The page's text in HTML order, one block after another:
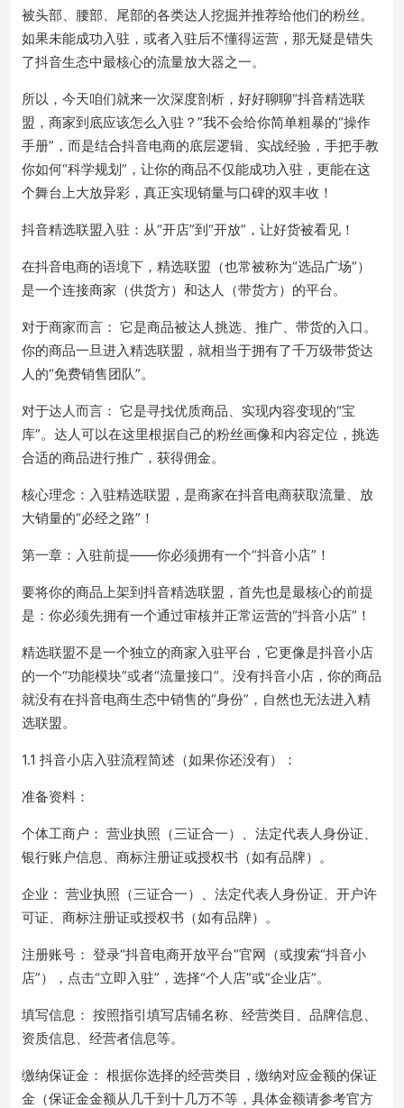
被头部、腰部、尾部的各类达人挖掘并推荐给他们的粉丝。
如果未能成功入驻，或者入驻后不懂得运营，那无疑是错失
了抖音生态中最核心的流量放大器之一。
所以，今天咱们就来一次深度剖析，好好聊聊“抖音精选联
盟，商家到底应该怎么入驻？”我不会给你简单粗暴的“操作
手册”，而是结合抖音电商的底层逻辑、实战经验，手把手教
你如何“科学规划”，让你的商品不仅能成功入驻，更能在这
个舞台上大放异彩，真正实现销量与口碑的双丰收！
抖音精选联盟入驻：从“开店”到“开放”，让好货被看见！
在抖音电商的语境下，精选联盟（也常被称为“选品广场”）
是一个连接商家（供货方）和达人（带货方）的平台。
对于商家而言： 它是商品被达人挑选、推广、带货的入口。
你的商品一旦进入精选联盟，就相当于拥有了千万级带货达
人的“免费销售团队”。
对于达人而言： 它是寻找优质商品、实现内容变现的“宝
库”。达人可以在这里根据自己的粉丝画像和内容定位，挑选
合适的商品进行推广，获得佣金。
核心理念：入驻精选联盟，是商家在抖音电商获取流量、放
大销量的“必经之路”！
第一章：入驻前提——你必须拥有一个“抖音小店”！
要将你的商品上架到抖音精选联盟，首先也是最核心的前提
是：你必须先拥有一个通过审核并正常运营的“抖音小店”！
精选联盟不是一个独立的商家入驻平台，它更像是抖音小店
的一个“功能模块”或者“流量接口”。没有抖音小店，你的商品
就没有在抖音电商生态中销售的“身份”，自然也无法进入精
选联盟。
1.1 抖音小店入驻流程简述（如果你还没有）：
准备资料：
个体工商户： 营业执照（三证合一）、法定代表人身份证、
银行账户信息、商标注册证或授权书（如有品牌）。
企业： 营业执照（三证合一）、法定代表人身份证、开户许
可证、商标注册证或授权书（如有品牌）。
注册账号： 登录“抖音电商开放平台”官网（或搜索“抖音小
店”），点击“立即入驻”，选择“个人店”或“企业店”。
填写信息： 按照指引填写店铺名称、经营类目、品牌信息、
资质信息、经营者信息等。
缴纳保证金： 根据你选择的经营类目，缴纳对应金额的保证
金（保证金金额从几千到十几万不等，具体金额请参考官方